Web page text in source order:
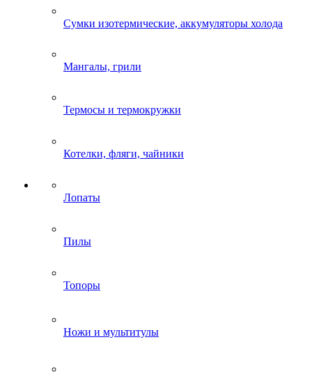
Сумки изотермические, аккумуляторы холода
Мангалы, грили
Термосы и термокружки
Котелки, фляги, чайники
Лопаты
Пилы
Топоры
Ножи и мультитулы